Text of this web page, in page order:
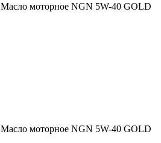
Масло моторное NGN 5W-40 GOLD
Масло моторное NGN 5W-40 GOLD